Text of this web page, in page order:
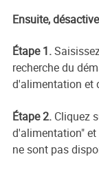
Ensuite,
Étape 1.
recherche du
d'alimentation et
Étape 2. Cliquez
d'alimentation"
ne sont pas